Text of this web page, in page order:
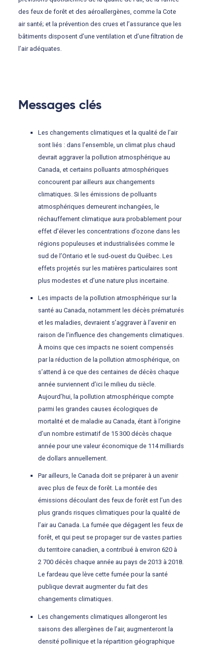
des feux de forêt et des aéroallergènes, comme la Cote
air santé; et la prévention des crues et l’assurance que les
bâtiments disposent d’une ventilation et d’une filtration de
l’air adéquates.
Messages clés
Les changements climatiques et la qualité de l’air
sont liés : dans l’ensemble, un climat plus chaud
devrait aggraver la pollution atmosphérique au
Canada, et certains polluants atmosphériques
concourent par ailleurs aux changements
climatiques. Si les émissions de polluants
atmosphériques demeurent inchangées, le
réchauffement climatique aura probablement pour
effet d’élever les concentrations d’ozone dans les
régions populeuses et industrialisées comme le
sud de l’Ontario et le sud-ouest du Québec. Les
effets projetés sur les matières particulaires sont
plus modestes et d’une nature plus incertaine.
Les impacts de la pollution atmosphérique sur la
santé au Canada, notamment les décès prématurés
et les maladies, devraient s’aggraver à l’avenir en
raison de l’influence des changements climatiques.
À moins que ces impacts ne soient compensés
par la réduction de la pollution atmosphérique, on
s’attend à ce que des centaines de décès chaque
année surviennent d’ici le milieu du siècle.
Aujourd’hui, la pollution atmosphérique compte
parmi les grandes causes écologiques de
mortalité et de maladie au Canada, étant à l’origine
d’un nombre estimatif de 15 300 décès chaque
année pour une valeur économique de 114 milliards
de dollars annuellement.
Par ailleurs, le Canada doit se préparer à un avenir
avec plus de feux de forêt. La montée des
émissions découlant des feux de forêt est l’un des
plus grands risques climatiques pour la qualité de
l’air au Canada. La fumée que dégagent les feux de
forêt, et qui peut se propager sur de vastes parties
du territoire canadien, a contribué à environ 620 à
2 700 décès chaque année au pays de 2013 à 2018.
Le fardeau que lève cette fumée pour la santé
publique devrait augmenter du fait des
changements climatiques.
Les changements climatiques allongeront les
saisons des allergènes de l’air, augmenteront la
densité pollinique et la répartition géographique